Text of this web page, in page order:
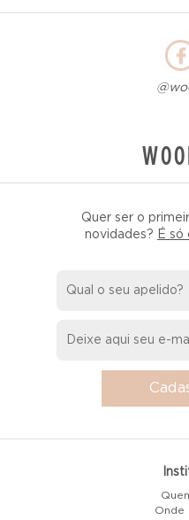
Quer ser o
novidades? É só
Onde